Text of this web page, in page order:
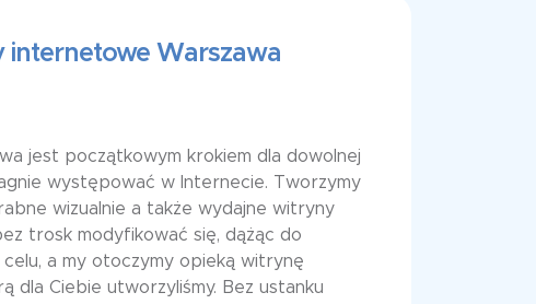
internetowe Warszawa
jest początkowym krokiem dla dowolnej
występować w Internecie. Tworzymy
wizualnie a także wydajne witryny
trosk modyfikować się, dążąc do
a my otoczymy opieką witrynę
dla Ciebie utworzyliśmy. Bez ustanku